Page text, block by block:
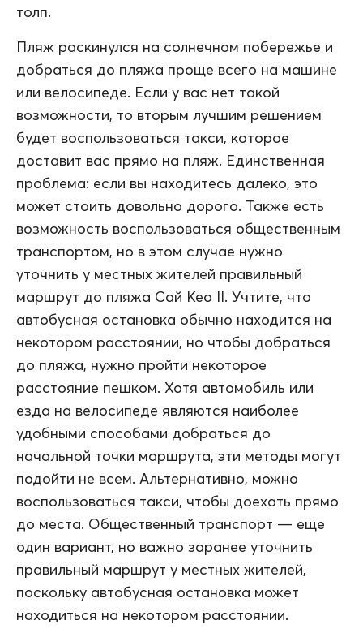
толп.
Пляж раскинулся на солнечном побережье и
добраться до пляжа проще всего на машине
или велосипеде. Если у вас нет такой
возможности, то вторым лучшим решением
будет воспользоваться такси, которое
доставит вас прямо на пляж. Единственная
проблема: если вы находитесь далеко, это
может стоить довольно дорого. Также есть
возможность воспользоваться общественным
транспортом, но в этом случае нужно
уточнить у местных жителей правильный
маршрут до пляжа Сай Кео II. Учтите, что
автобусная остановка обычно находится на
некотором расстоянии, но чтобы добраться
до пляжа, нужно пройти некоторое
расстояние пешком. Хотя автомобиль или
езда на велосипеде являются наиболее
удобными способами добраться до
начальной точки маршрута, эти методы могут
подойти не всем. Альтернативно, можно
воспользоваться такси, чтобы доехать прямо
до места. Общественный транспорт — еще
один вариант, но важно заранее уточнить
правильный маршрут у местных жителей,
поскольку автобусная остановка может
находиться на некотором расстоянии.